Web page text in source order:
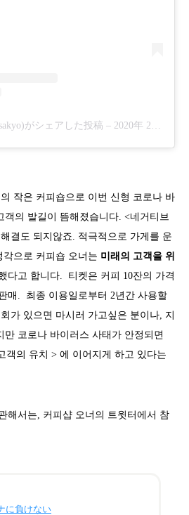
がシェアした投稿 – 2020年 2月月23日午前9時02分PST
작은 커피숍으로 이번 신형 코로나 바
객의 발길이 뜸해졌습니다. <네거티브
결도 되지않죠. 적극적으로 가게를 운
으로 커피숍 오너는 미래의 고객을 위
다고 합니다. 티켓은 커피 10잔의 가격
매. 최종 이용일로부터 2년간 사용할
가 있으면 마시러 가고싶은 분이나, 지
만 코로나 바이러스 사태가 안정되면
객의 유치 > 에 이어지게 하고 있다는
해서는, 커피샵 오너의 트윗터에서 참
に負けない